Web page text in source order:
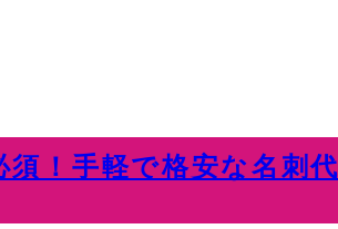
！手軽で格安な名刺代